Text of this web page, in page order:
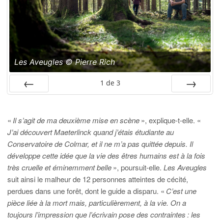
Les Aveugles © Pierre Rich
1 de 3
« Il s’agit de ma deuxième mise en scène», explique-t-elle. «
J’ai découvert Maeterlinck quand j’étais étudiante au
Conservatoire de Colmar, et il ne m’a pas quittée depuis. Il
développe cette idée que la vie des êtres humains est à la fois
très cruelle et éminemment belle», poursuit-elle. Les Aveugles
suit ainsi le malheur de 12 personnes atteintes de cécité,
perdues dans une forêt, dont le guide a disparu. « C’est une
pièce liée à la mort mais, particulièrement, à la vie. On a
toujours l’impression que l’écrivain pose des contraintes : les